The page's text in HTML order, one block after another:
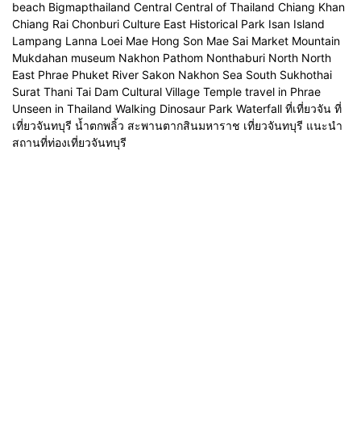
beach Bigmapthailand Central Central of Thailand Chiang Khan
Chiang Rai Chonburi Culture East Historical Park Isan Island
Lampang Lanna Loei Mae Hong Son Mae Sai Market Mountain
Mukdahan museum Nakhon Pathom Nonthaburi North North
East Phrae Phuket River Sakon Nakhon Sea South Sukhothai
Surat Thani Tai Dam Cultural Village Temple travel in Phrae
Unseen in Thailand Walking Dinosaur Park Waterfall ที่เที่ยวจัน ที่
เที่ยวจันทบุรี น้ำตกพลิ้ว สะพานตากสินมหาราช เที่ยวจันทบุรี แนะนำ
สถานที่ท่องเที่ยวจันทบุรี